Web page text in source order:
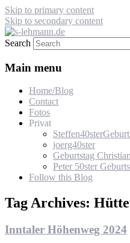
Skip to primary content
Skip to secondary content
s-lehmann.de
Search
Main menu
Home/Blog
Contact
Fotos
Privat
joerg40ster
Geburtstag
Peter 50ster
Follow this Blog
Tag Archives:
Inntaler Höhenweg 2024